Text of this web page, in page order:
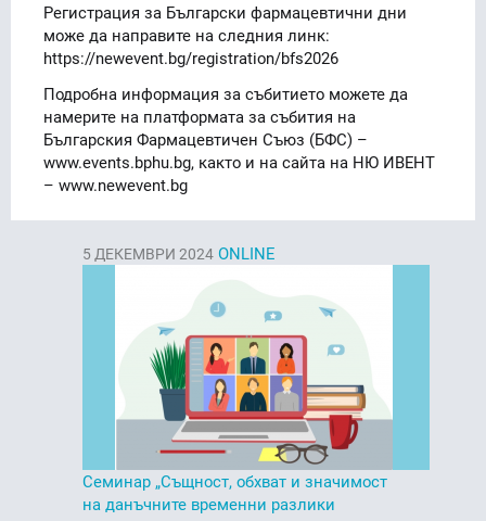
Регистрация за Български фармацевтични дни
може да направите на следния линк:
https://newevent.bg/registration/bfs2026
Подробна информация за събитието можете да
намерите на платформата за събития на
Българския Фармацевтичен Съюз (БФС) –
www.events.bphu.bg, както и на сайта на НЮ ИВЕНТ
– www.newevent.bg
5 ДЕКЕМВРИ 2024 ONLINE
Семинар „Същност, обхват и значимост
на данъчните временни разлики